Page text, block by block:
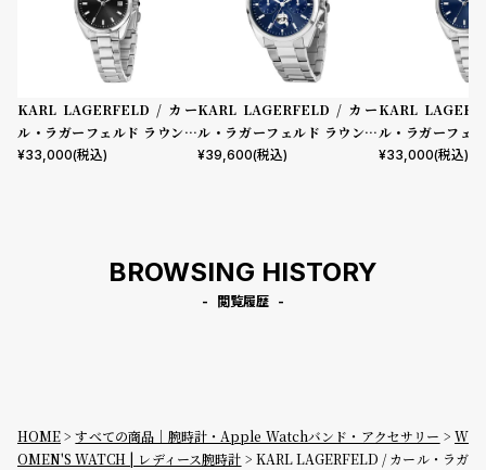
KARL LAGERFELD / カー
ル・ラガーフェルド ラウンド
エッセンシャル ブラック サン
¥33,000(税込)
KARL LAGERFELD / カー
ル・ラガーフェルド ラウンド
エッセンシャル マルチ ブルー
¥39,600(税込)
KARL
ル・ラガーフェ
エッセンシャル
¥33,000(税込)
BROWSING HISTORY
閲覧履歴
HOME すべての商品｜腕時計・Apple Watchバンド・アクセサリー
W
OMEN'S WATCH | レディース腕時計
KARL LAGERFELD / カール・ラガ